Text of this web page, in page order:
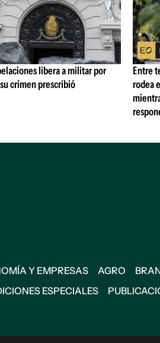
libera a militar por
crimen prescribió
Entre
rodea
Y EMPRESAS AGRO
ESPECIALES